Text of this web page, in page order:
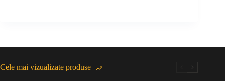
Cele mai vizualizate produse